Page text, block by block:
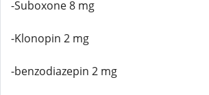
-Suboxone 8 mg
-Klonopin 2 mg
-benzodiazepin 2 mg